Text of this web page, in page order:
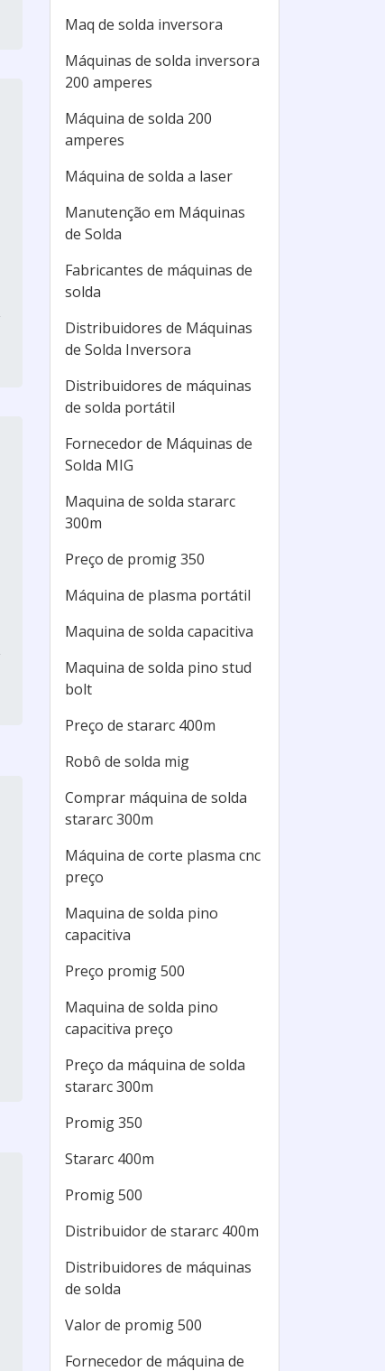
Maq de solda inversora
Máquinas de solda inversora
200 amperes
Máquina de solda 200
amperes
Máquina de solda a laser
Manutenção em Máquinas
de Solda
Fabricantes de máquinas de
solda
Distribuidores de Máquinas
de Solda Inversora
Distribuidores de máquinas
de solda portátil
Fornecedor de Máquinas de
Solda MIG
Maquina de solda stararc
300m
Preço de promig 350
Máquina de plasma portátil
Maquina de solda capacitiva
Maquina de solda pino stud
bolt
Preço de stararc 400m
Robô de solda mig
Comprar máquina de solda
stararc 300m
Máquina de corte plasma cnc
preço
Maquina de solda pino
capacitiva
Preço promig 500
Maquina de solda pino
capacitiva preço
Preço da máquina de solda
stararc 300m
Promig 350
Stararc 400m
Promig 500
Distribuidor de stararc 400m
Distribuidores de máquinas
de solda
Valor de promig 500
Fornecedor de máquina de